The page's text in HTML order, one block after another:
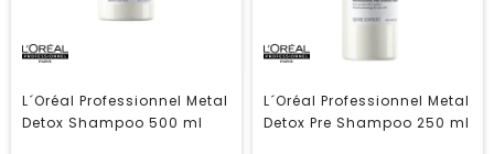
L´Oréal Professionnel Metal
Detox Shampoo 500 ml
L´Oréal Professionnel Metal
Detox Pre Shampoo 250 ml